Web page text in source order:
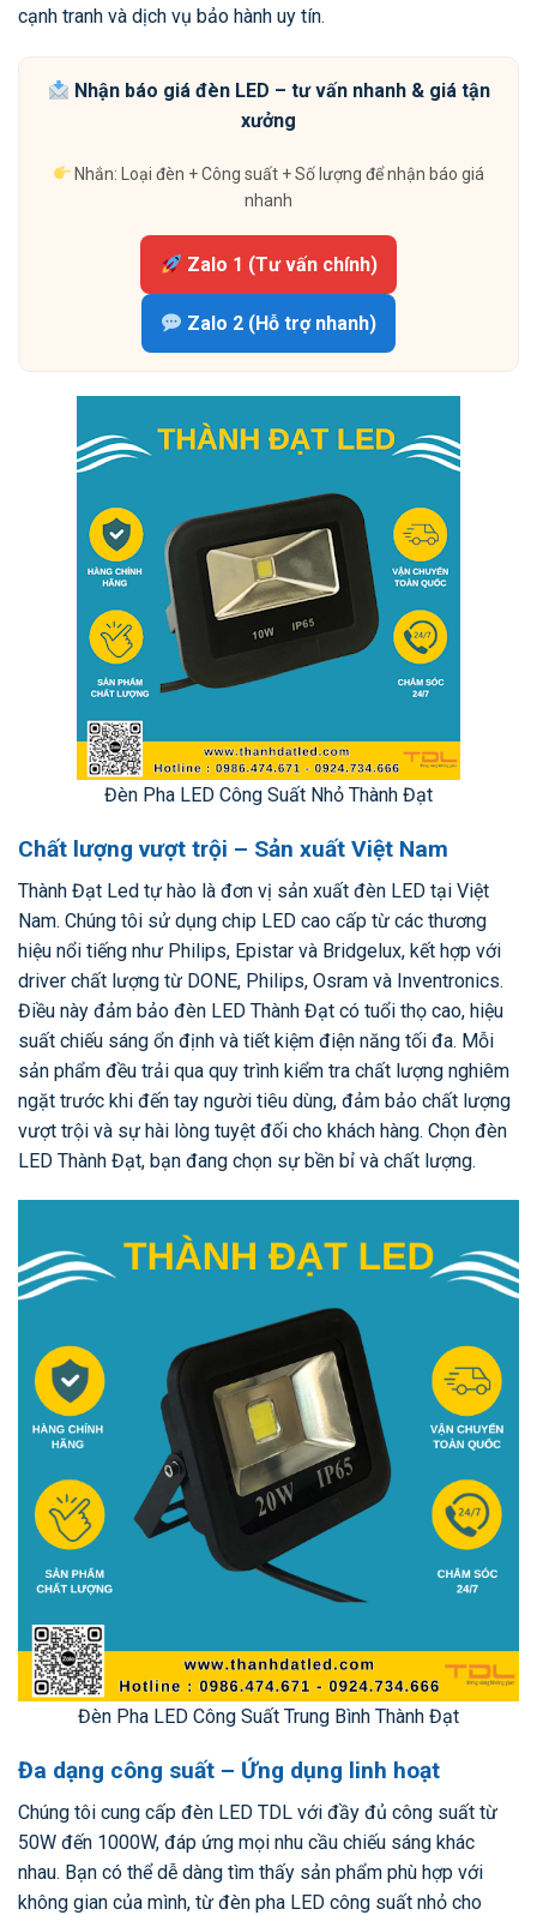
cạnh tranh và dịch vụ bảo hành uy tín.
Nhận báo giá đèn LED – tư vấn nhanh & giá tận
xưởng
Nhắn: Loại đèn + Công suất + Số lượng để nhận báo giá
nhanh
Zalo 1 (Tư vấn chính)
Zalo 2 (Hỗ trợ nhanh)
Đèn Pha LED Công Suất Nhỏ Thành Đạt
Chất lượng vượt trội – Sản xuất Việt Nam
Thành Đạt Led tự hào là đơn vị sản xuất đèn LED tại Việt
Nam. Chúng tôi sử dụng chip LED cao cấp từ các thương
hiệu nổi tiếng như Philips, Epistar và Bridgelux, kết hợp với
driver chất lượng từ DONE, Philips, Osram và Inventronics.
Điều này đảm bảo đèn LED Thành Đạt có tuổi thọ cao, hiệu
suất chiếu sáng ổn định và tiết kiệm điện năng tối đa. Mỗi
sản phẩm đều trải qua quy trình kiểm tra chất lượng nghiêm
ngặt trước khi đến tay người tiêu dùng, đảm bảo chất lượng
vượt trội và sự hài lòng tuyệt đối cho khách hàng. Chọn đèn
LED Thành Đạt, bạn đang chọn sự bền bỉ và chất lượng.
Đèn Pha LED Công Suất Trung Bình Thành Đạt
Đa dạng công suất – Ứng dụng linh hoạt
Chúng tôi cung cấp đèn LED TDL với đầy đủ công suất từ
50W đến 1000W, đáp ứng mọi nhu cầu chiếu sáng khác
nhau. Bạn có thể dễ dàng tìm thấy sản phẩm phù hợp với
không gian của mình, từ đèn pha LED công suất nhỏ cho